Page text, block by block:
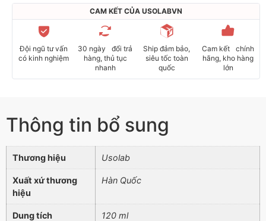
CAM KẾT CỦA USOLABVN
Đội ngũ tư vấn
có kinh nghiệm
30 ngày đổi trả
hàng, thủ tục
nhanh
Ship đảm bảo,
siêu tốc toàn
quốc
Cam kết chính
hãng, kho hàng
lớn
Thông tin bổ sung
Thương hiệu Usolab
Xuất xứ thương
hiệu
Hàn Quốc
Dung tích 120 ml